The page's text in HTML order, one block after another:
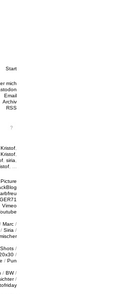
Start
mich
Email
Archiv
RSS
Kristof
Kristof
siria
GER71
Vimeo
/ Marc /
/ Siria /
/
/
/ Pun
/ BW/
/